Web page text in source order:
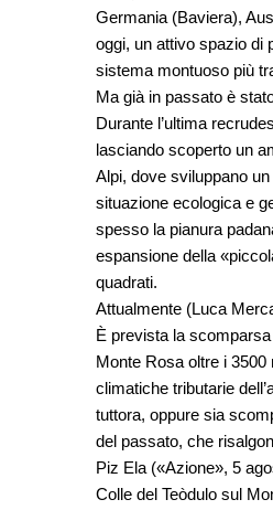
Germania (Baviera),
oggi, un attivo spazio di
sistema montuoso più
Ma già in passato è
Durante l’ultima
lasciando scoperto un
Alpi, dove sviluppano
situazione ecologica e
spesso la pianura
espansione della
quadrati.
Attualmente (Luca
È prevista la
Monte Rosa oltre i
climatiche tributarie
tuttora, oppure sia
del passato, che
Piz Ela («Azione», 5
Colle del Teòdulo sul